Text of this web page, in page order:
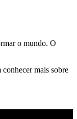
o mundo. O
mais sobre